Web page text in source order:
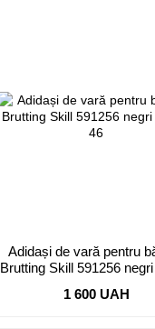
Adidași de vară pentru
Brutting Skill 591256 negri
1 600 UAH